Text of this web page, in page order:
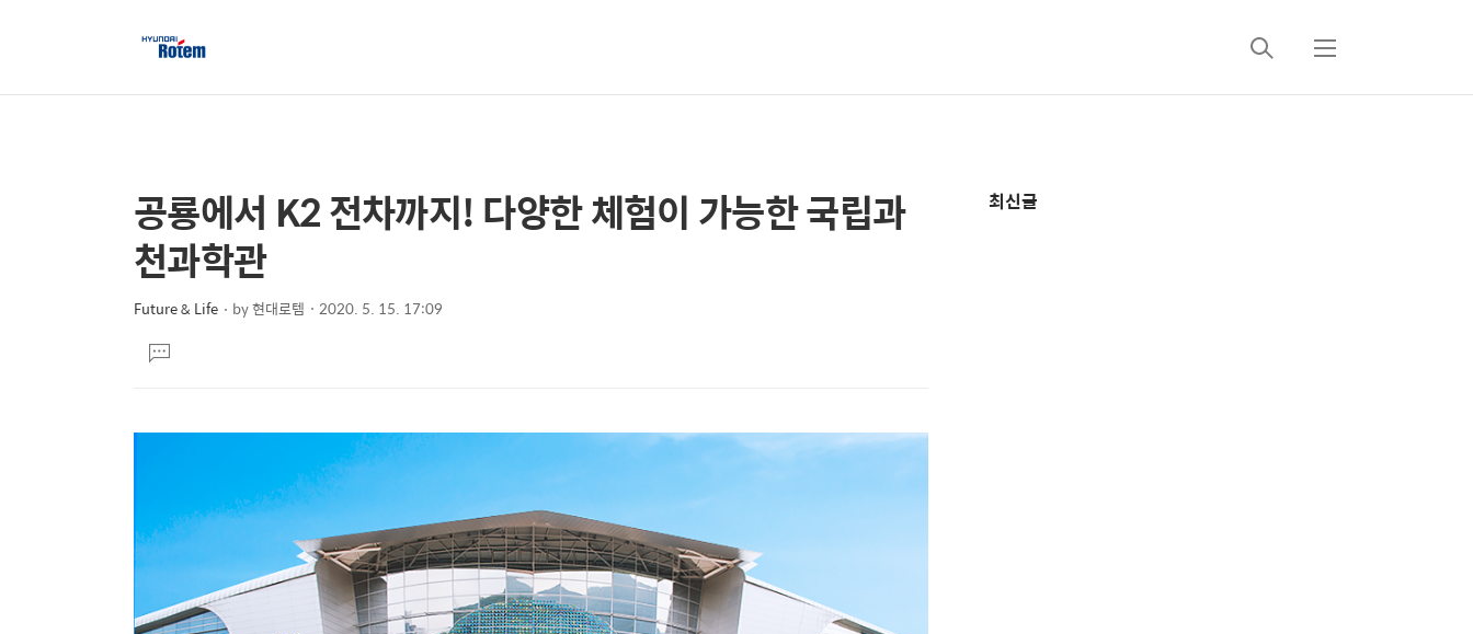
검
메
상
세
컨
텐
본
문
제
목
공룡에서 K2 전차까지! 다양한 체험이 가능한 국립과
천과학관
Future & Life by현대로템 2020. 5. 15. 17:09
문댓
글
추
최신글